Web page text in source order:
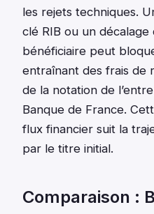
les rejets techniques.
clé RIB ou un
bénéficiaire peut
entraînant des frais de
de la notation de
Banque de France.
flux financier suit la
par le titre initial.
Comparaison :